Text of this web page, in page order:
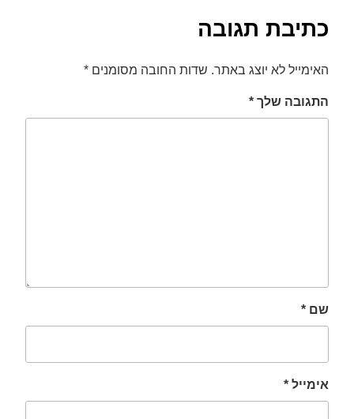
font_download סמן קישורים
את
כתיבת תגובה
האימייל לא יוצג באתר. שדות החובה מסומנים *
התגובה שלך *
שם *
אימייל *